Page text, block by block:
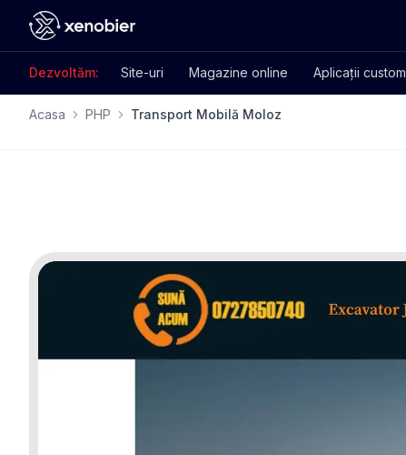
Dezvoltăm: Site-uri Magazine online Aplicații custom
Acasa PHP Transport Mobilă Moloz